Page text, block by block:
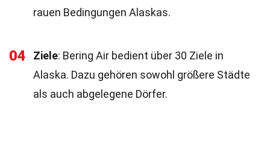
rauen Bedingungen Alaskas.
04 Ziele: Bering Air bedient über 30 Ziele in
Alaska. Dazu gehören sowohl größere Städte
als auch abgelegene Dörfer.